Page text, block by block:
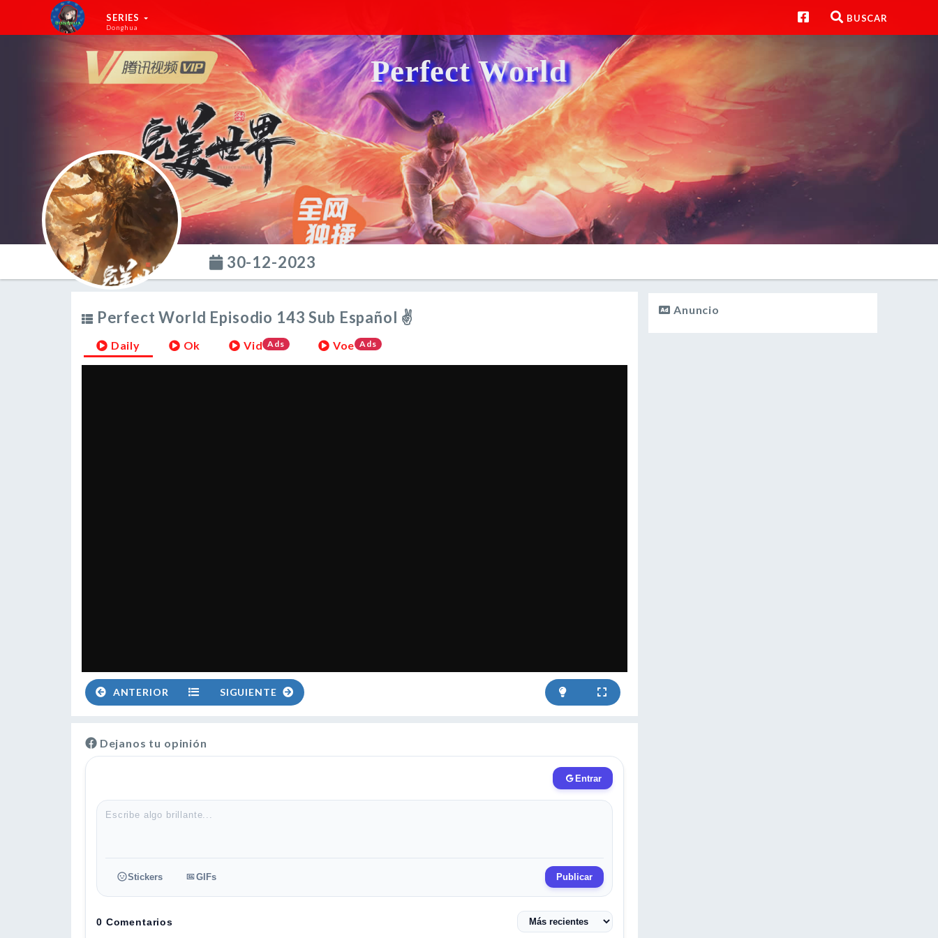
SERIES
Donghua
BUSCAR
Perfect World
30-12-2023
Perfect World Episodio 143 Sub Español ✌
Daily Ok Vid Ads Voe Ads
ANTERIOR SIGUIENTE
Dejanos tu opinión
Anuncio